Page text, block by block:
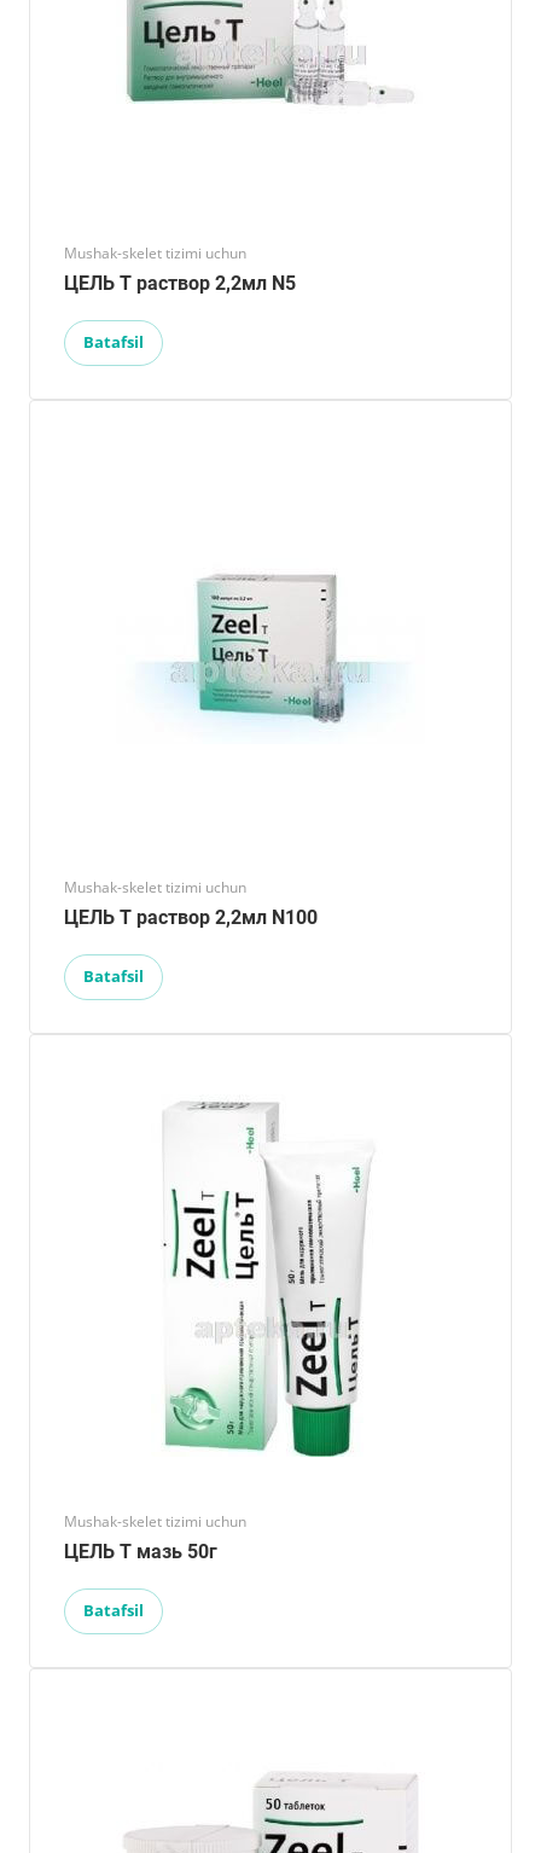
Mushak-skelet tizimi uchun
ЦЕЛЬ Т раствор 2,2мл N5
Batafsil
Mushak-skelet tizimi uchun
ЦЕЛЬ Т раствор 2,2мл N100
Batafsil
Mushak-skelet tizimi uchun
ЦЕЛЬ Т мазь 50г
Batafsil